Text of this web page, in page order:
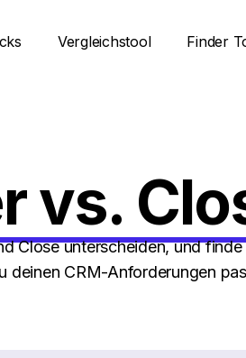
Vergleichstool Finder
vs.
Close unterscheiden, und
deinen CRM-Anforderungen